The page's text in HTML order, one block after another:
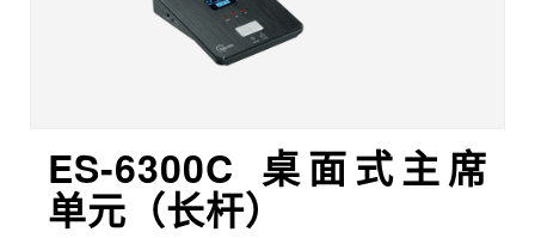
ES-6300C 桌面式主席
单元（长杆）